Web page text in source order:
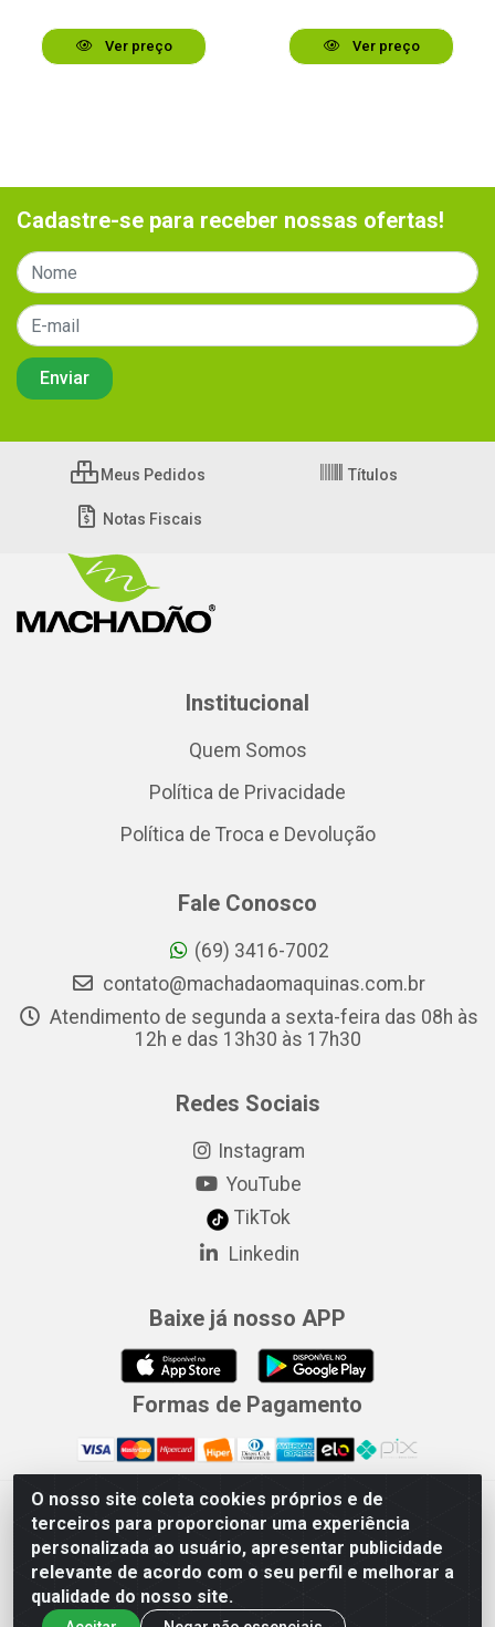
Ver preço Ver preço
O nosso site coleta cookies próprios e de
terceiros para proporcionar uma experiência
personalizada ao usuário, apresentar publicidade
relevante de acordo com o seu perfil e melhorar a
qualidade do nosso site.
Cadastre-se para receber nossas ofertas!
Meus Pedidos Títulos
Notas Fiscais
Institucional
Quem Somos
Política de Privacidade
Política de Troca e Devolução
Fale Conosco
(69) 3416-7002
contato@machadaomaquinas.com.br
Atendimento de segunda a sexta-feira das 08h às
12h e das 13h30 às 17h30
Redes Sociais
Instagram
YouTube
TikTok
Linkedin
Baixe já nosso APP
Formas de Pagamento
Merconorte Distribuidora de Ferragens Ltda - Avenida Marechal
Rondon, 1571 - Centro, Ji-Paraná/RO - CEP 76.900-121 - CNPJ
10.779.165/000167